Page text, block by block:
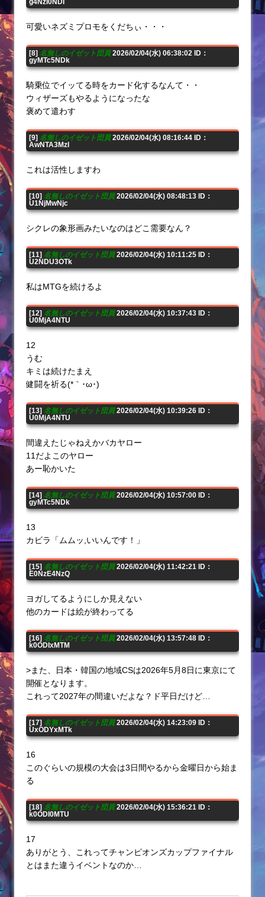
可愛いネズミプロモをくだちぃ・・・
[8] 名無しのイゼット団員2026/02/04(水) 06:38:02 ID：
gyMTc5NDk
騎乗位でイッてる時をカード化するなんて・・
ウィザーズもやるようになったな
褒めて遣わす
[9] 名無しのイゼット団員2026/02/04(水) 08:16:44 ID：
AwNTA3MzI
これは活性しますわ
[10] 名無しのイゼット団員2026/02/04(水) 08:48:13 ID：
U1NjMwNjc
シクレの象形画みたいなのはどこ需要なん？
[11] 名無しのイゼット団員2026/02/04(水) 10:11:25 ID：
U2NDU3OTk
私はMTGを続けるよ
[12] 名無しのイゼット団員2026/02/04(水) 10:37:43 ID：
U0MjA4NTU
12
うむ
キミは続けたまえ
健闘を祈る(*｀･ω･)ゞ
[13] 名無しのイゼット団員2026/02/04(水) 10:39:26 ID：
U0MjA4NTU
間違えたじゃねえかバカヤロー
11だよこのヤロー
あー恥かいた
[14] 名無しのイゼット団員2026/02/04(水) 10:57:00 ID：
gyMTc5NDk
13
カビラ「ムムッ,いいんです！」
[15] 名無しのイゼット団員2026/02/04(水) 11:42:21 ID：
E0NzE4NzQ
ヨガしてるようにしか見えない
他のカードは絵が終わってる
[16] 名無しのイゼット団員2026/02/04(水) 13:57:48 ID：
k0ODIxMTM
>また、日本・韓国の地域CSは2026年5月8日に東京にて
開催となります。
これって2027年の間違いだよな？ド平日だけど…
[17] 名無しのイゼット団員2026/02/04(水) 14:23:09 ID：
UxODYxMTk
16
このぐらいの規模の大会は3日間やるから金曜日から始ま
る
[18] 名無しのイゼット団員2026/02/04(水) 15:36:21 ID：
k0ODI0MTU
17
ありがとう、これってチャンピオンズカップファイナル
とはまた違うイベントなのか…